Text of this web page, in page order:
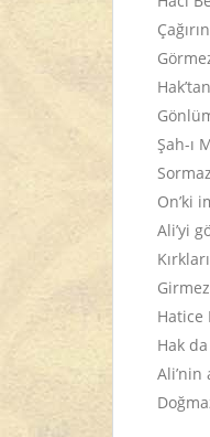
Şah-ı
On’ki
Ali’yi
Hatice
Hak
Ali’nin